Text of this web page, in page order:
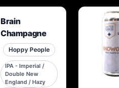
Brain
Champagne
Hoppy People
IPA - Imperial /
Double New
England / Hazy